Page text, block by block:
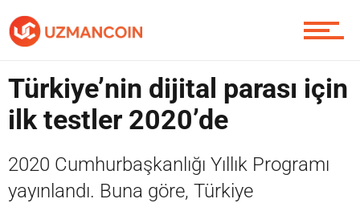
Yazarlardan
Piyasa
Soru Sor
Türkiye’nin dijital parası için
ilk testler 2020’de
2020 Cumhurbaşkanlığı Yıllık Programı
yayınlandı. Buna göre, Türkiye